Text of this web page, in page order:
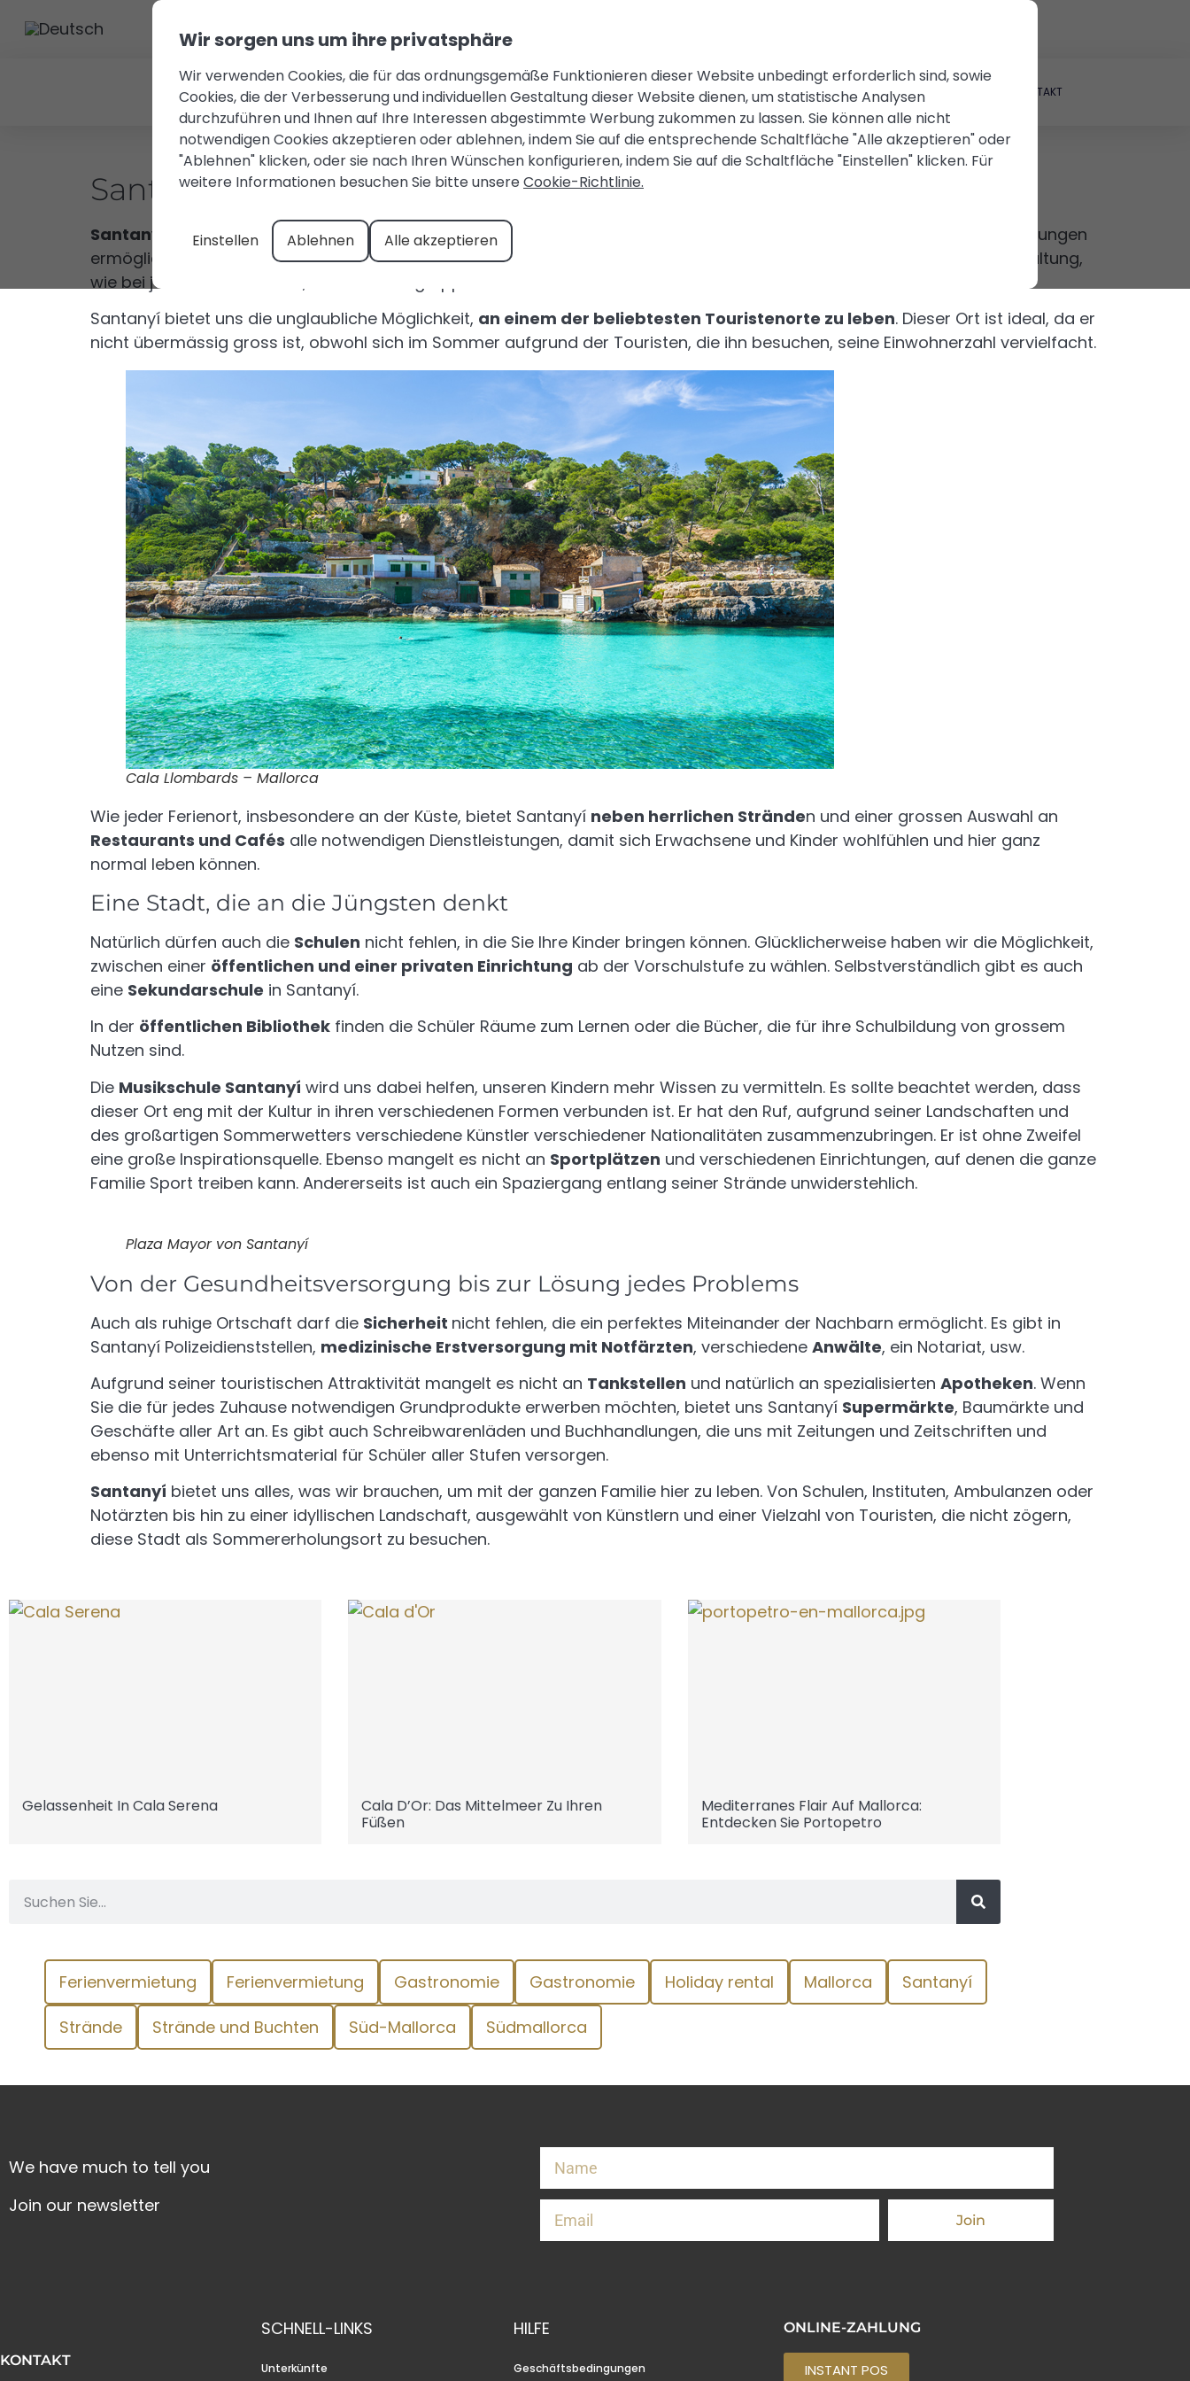
UNTERKÜNFTE KATEGORIEN IHR EIGENTUM VERMIETEN KONTAKT
Santanyí, eine idyllische Stadt zum Leben
Santanyí
ist mehr als eine Touristenstadt. Dank ihrer Schulen, notfallmedizinischen Ambulanzen und anderen Dienstleistungen
ermöglicht sie Ihnen, dort mit der Familie zu leben und alles zu genießen, was Sie brauchen. Natürlich ist die Freizeitgestaltung,
wie bei jedem Touristenziel, für alle Altersgruppen sehr hoch.
Santanyí bietet uns die unglaubliche Möglichkeit, an einem der beliebtesten Touristenorte zu leben. Dieser Ort ist ideal, da er
nicht übermässig gross ist, obwohl sich im Sommer aufgrund der Touristen, die ihn besuchen, seine Einwohnerzahl vervielfacht.
Cala Llombards – Mallorca
Wie jeder Ferienort, insbesondere an der Küste, bietet Santanyí neben herrlichen Stränden und einer grossen Auswahl an
Restaurants und Cafés alle notwendigen Dienstleistungen, damit sich Erwachsene und Kinder wohlfühlen und hier ganz
normal leben können.
Eine Stadt, die an die Jüngsten denkt
Natürlich dürfen auch die Schulen nicht fehlen, in die Sie Ihre Kinder bringen können. Glücklicherweise haben wir die Möglichkeit,
zwischen einer öffentlichen und einer privaten Einrichtung ab der Vorschulstufe zu wählen. Selbstverständlich gibt es auch
eine Sekundarschule in Santanyí.
In der öffentlichen Bibliothek finden die Schüler Räume zum Lernen oder die Bücher, die für ihre Schulbildung von grossem
Nutzen sind.
Die Musikschule Santanyí wird uns dabei helfen, unseren Kindern mehr Wissen zu vermitteln. Es sollte beachtet werden, dass
dieser Ort eng mit der Kultur in ihren verschiedenen Formen verbunden ist. Er hat den Ruf, aufgrund seiner Landschaften und
des großartigen Sommerwetters verschiedene Künstler verschiedener Nationalitäten zusammenzubringen. Er ist ohne Zweifel
eine große Inspirationsquelle. Ebenso mangelt es nicht an Sportplätzen und verschiedenen Einrichtungen, auf denen die ganze
Familie Sport treiben kann. Andererseits ist auch ein Spaziergang entlang seiner Strände unwiderstehlich.
Plaza Mayor von Santanyí
Von der Gesundheitsversorgung bis zur Lösung jedes Problems
Auch als ruhige Ortschaft darf die Sicherheit nicht fehlen, die ein perfektes Miteinander der Nachbarn ermöglicht. Es gibt in
Santanyí Polizeidienststellen, medizinische Erstversorgung mit Notfärzten, verschiedene Anwälte, ein Notariat, usw.
Aufgrund seiner touristischen Attraktivität mangelt es nicht an Tankstellen und natürlich an spezialisierten Apotheken. Wenn
Sie die für jedes Zuhause notwendigen Grundprodukte erwerben möchten, bietet uns Santanyí Supermärkte, Baumärkte und
Geschäfte aller Art an. Es gibt auch Schreibwarenläden und Buchhandlungen, die uns mit Zeitungen und Zeitschriften und
ebenso mit Unterrichtsmaterial für Schüler aller Stufen versorgen.
Santanyí bietet uns alles, was wir brauchen, um mit der ganzen Familie hier zu leben. Von Schulen, Instituten, Ambulanzen oder
Notärzten bis hin zu einer idyllischen Landschaft, ausgewählt von Künstlern und einer Vielzahl von Touristen, die nicht zögern,
diese Stadt als Sommererholungsort zu besuchen.
Gelassenheit In Cala Serena
Cala D’Or: Das Mittelmeer Zu Ihren
Füßen
Mediterranes Flair Auf Mallorca:
Entdecken Sie Portopetro
Ferienvermietung Ferienvermietung Gastronomie Gastronomie Holiday rental Mallorca Santanyí
Strände Strände und Buchten Süd-Mallorca Südmallorca
We have much to tell you
Join our newsletter
Join
KONTAKT
SCHNELL-LINKS
Unterkünfte
HILFE
Geschäftsbedingungen
ONLINE-ZAHLUNG
INSTANT POS
Wir sorgen uns um ihre privatsphäre
Wir verwenden Cookies, die für das ordnungsgemäße Funktionieren dieser Website unbedingt erforderlich sind, sowie
Cookies, die der Verbesserung und individuellen Gestaltung dieser Website dienen, um statistische Analysen
durchzuführen und Ihnen auf Ihre Interessen abgestimmte Werbung zukommen zu lassen. Sie können alle nicht
notwendigen Cookies akzeptieren oder ablehnen, indem Sie auf die entsprechende Schaltfläche "Alle akzeptieren" oder
"Ablehnen" klicken, oder sie nach Ihren Wünschen konfigurieren, indem Sie auf die Schaltfläche "Einstellen" klicken. Für
weitere Informationen besuchen Sie bitte unsereCookie-Richtlinie.
Einstellen Ablehnen Alle akzeptieren